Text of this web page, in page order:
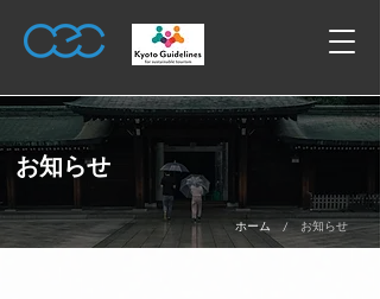
お知らせ
ホーム / お知らせ